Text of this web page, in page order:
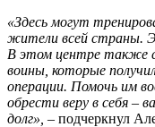
«Здесь могут
жители всей страны.
В этом центре также
воины, которые
операции. Помочь им
обрести веру в себя –
долг», – подчеркнул